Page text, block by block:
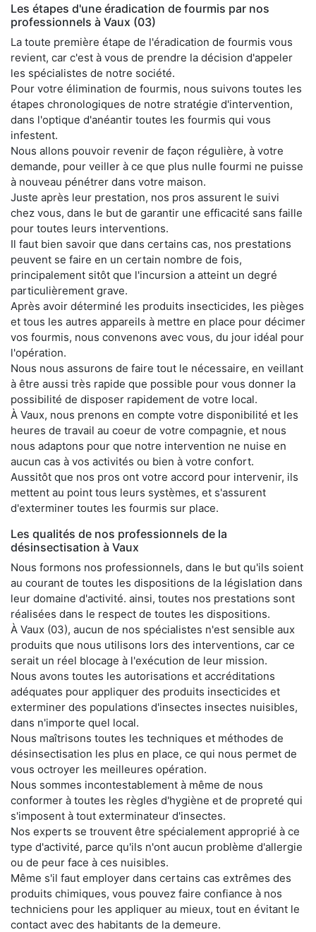
Les étapes d'une éradication de fourmis par nos
professionnels à Vaux (03)
La toute première étape de l'éradication de fourmis vous
revient, car c'est à vous de prendre la décision d'appeler
les spécialistes de notre société.
Pour votre élimination de fourmis, nous suivons toutes les
étapes chronologiques de notre stratégie d'intervention,
dans l'optique d'anéantir toutes les fourmis qui vous
infestent.
Nous allons pouvoir revenir de façon régulière, à votre
demande, pour veiller à ce que plus nulle fourmi ne puisse
à nouveau pénétrer dans votre maison.
Juste après leur prestation, nos pros assurent le suivi
chez vous, dans le but de garantir une efficacité sans faille
pour toutes leurs interventions.
Il faut bien savoir que dans certains cas, nos prestations
peuvent se faire en un certain nombre de fois,
principalement sitôt que l'incursion a atteint un degré
particulièrement grave.
Après avoir déterminé les produits insecticides, les pièges
et tous les autres appareils à mettre en place pour décimer
vos fourmis, nous convenons avec vous, du jour idéal pour
l'opération.
Nous nous assurons de faire tout le nécessaire, en veillant
à être aussi très rapide que possible pour vous donner la
possibilité de disposer rapidement de votre local.
À Vaux, nous prenons en compte votre disponibilité et les
heures de travail au coeur de votre compagnie, et nous
nous adaptons pour que notre intervention ne nuise en
aucun cas à vos activités ou bien à votre confort.
Aussitôt que nos pros ont votre accord pour intervenir, ils
mettent au point tous leurs systèmes, et s'assurent
d'exterminer toutes les fourmis sur place.
Les qualités de nos professionnels de la
désinsectisation à Vaux
Nous formons nos professionnels, dans le but qu'ils soient
au courant de toutes les dispositions de la législation dans
leur domaine d'activité. ainsi, toutes nos prestations sont
réalisées dans le respect de toutes les dispositions.
À Vaux (03), aucun de nos spécialistes n'est sensible aux
produits que nous utilisons lors des interventions, car ce
serait un réel blocage à l'exécution de leur mission.
Nous avons toutes les autorisations et accréditations
adéquates pour appliquer des produits insecticides et
exterminer des populations d'insectes insectes nuisibles,
dans n'importe quel local.
Nous maîtrisons toutes les techniques et méthodes de
désinsectisation les plus en place, ce qui nous permet de
vous octroyer les meilleures opération.
Nous sommes incontestablement à même de nous
conformer à toutes les règles d'hygiène et de propreté qui
s'imposent à tout exterminateur d'insectes.
Nos experts se trouvent être spécialement approprié à ce
type d'activité, parce qu'ils n'ont aucun problème d'allergie
ou de peur face à ces nuisibles.
Même s'il faut employer dans certains cas extrêmes des
produits chimiques, vous pouvez faire confiance à nos
techniciens pour les appliquer au mieux, tout en évitant le
contact avec des habitants de la demeure.